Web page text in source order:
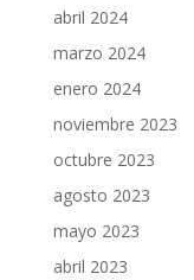
abril 2024
marzo 2024
enero 2024
noviembre 2023
octubre 2023
agosto 2023
mayo 2023
abril 2023